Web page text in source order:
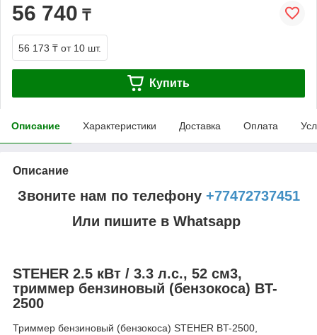
56 740 ₸
56 173 ₸ от 10 шт.
Купить
Описание Характеристики Доставка Оплата
Описание
Звоните нам по телефону +77472737451
Или пишите в Whatsapp
STEHER 2.5 кВт / 3.3 л.с., 52 см3,
триммер бензиновый (бензокоса) BT-
2500
Триммер бензиновый (бензокоса) STEHER BT-2500,